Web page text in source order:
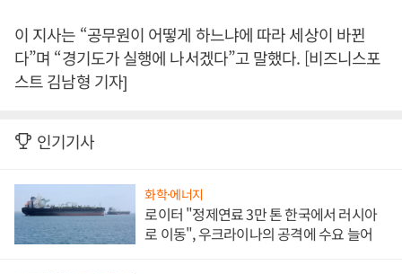
이 지사는 “공무원이 어떻게 하느냐에 따라 세상이 바뀐
다”며 “경기도가 실행에 나서겠다”고 말했다. [비즈니스포
스트 김남형 기자]
인기기사
화학·에너지
로이터 "정제연료 3만 톤 한국에서 러시아
로 이동", 우크라이나의 공격에 수요 늘어